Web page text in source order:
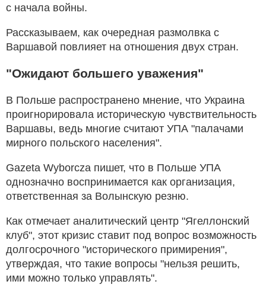
с начала войны.
Рассказываем, как очередная размолвка с
Варшавой повлияет на отношения двух стран.
"Ожидают большего уважения"
В Польше распространено мнение, что Украина
проигнорировала историческую чувствительность
Варшавы, ведь многие считают УПА "палачами
мирного польского населения".
Gazeta Wyborcza пишет, что в Польше УПА
однозначно воспринимается как организация,
ответственная за Волынскую резню.
Как отмечает аналитический центр "Ягеллонский
клуб", этот кризис ставит под вопрос возможность
долгосрочного "исторического примирения",
утверждая, что такие вопросы "нельзя решить,
ими можно только управлять".